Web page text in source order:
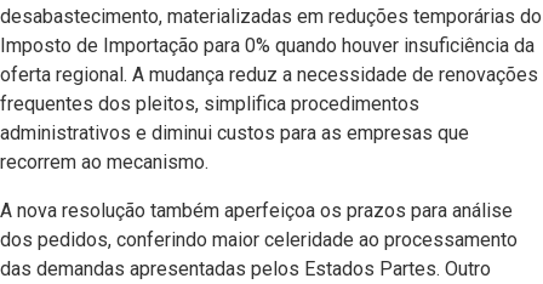
desabastecimento, materializadas em reduções temporárias do
Imposto de Importação para 0% quando houver insuficiência da
oferta regional. A mudança reduz a necessidade de renovações
frequentes dos pleitos, simplifica procedimentos
administrativos e diminui custos para as empresas que
recorrem ao mecanismo.
A nova resolução também aperfeiçoa os prazos para análise
dos pedidos, conferindo maior celeridade ao processamento
das demandas apresentadas pelos Estados Partes. Outro